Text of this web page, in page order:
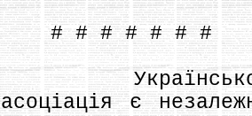
# # # # # # #
Українсько-
асоціація є